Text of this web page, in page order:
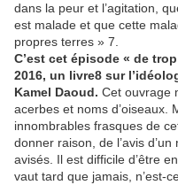
dans la peur et l’agitation,
est malade et que cette
propres terres » 7.
C’est cet épisode « de
2016, un livre8 sur
Kamel Daoud. Cet ouvrage
acerbes et noms d’oiseaux.
innombrables frasques de
donner raison, de l’avis
avisés. Il est difficile d’être
vaut tard que jamais, n’est-